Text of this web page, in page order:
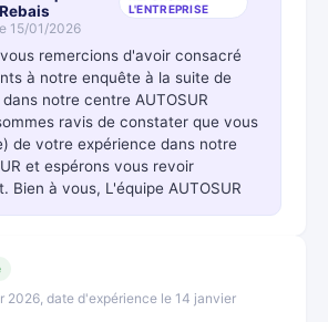
L'ENTREPRISE
15/01/2026
remercions d'avoir consacré
à notre enquête à la suite de
notre centre AUTOSUR
ravis de constater que vous
de votre expérience dans notre
et espérons vous revoir
Bien à vous, L'équipe AUTOSUR
2026, date d'expérience le 14 janvier